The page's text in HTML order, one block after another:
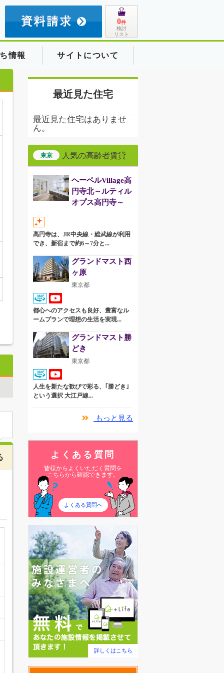
0件
検討
リスト
情報 サイトについて
最近見た住宅
最近見た住宅はありませ
ん。
東京 人気の高齢者賃貸
ヘーベルVillage高
円寺北～ルティル
オプス高円寺～
高円寺は、JR中央線・総武線が利用
でき、新宿まで約6～7分と...
グランドマスト西
ヶ原
東京都
都心へのアクセスも良好、豊富なル
ームプランで理想の生活を実現...
グランドマスト勝
どき
東京都
人生を新たな歓びで彩る、｢勝どき｣
という選択 大江戸線...
もっと見る
よくある質問
皆様からよくいただく質問を
こちらから確認できます。
よくある質問へ
詳しくはこちら